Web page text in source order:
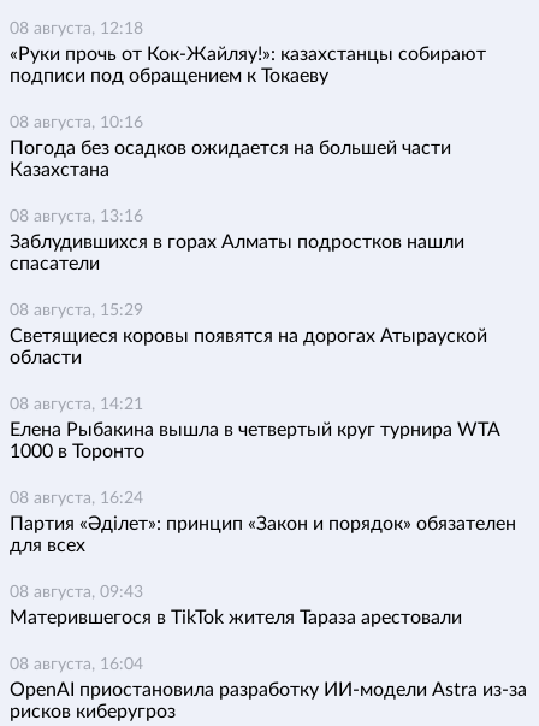
08 августа, 12:18
«Руки прочь от Кок-Жайляу!»: казахстанцы собирают
подписи под обращением к Токаеву
08 августа, 10:16
Погода без осадков ожидается на большей части
Казахстана
08 августа, 13:16
Заблудившихся в горах Алматы подростков нашли
спасатели
08 августа, 15:29
Светящиеся коровы появятся на дорогах Атырауской
области
08 августа, 14:21
Елена Рыбакина вышла в четвертый круг турнира WTA
1000 в Торонто
08 августа, 16:24
Партия «Әділет»: принцип «Закон и порядок» обязателен
для всех
08 августа, 09:43
Матерившегося в TikTok жителя Тараза арестовали
08 августа, 16:04
OpenAI приостановила разработку ИИ-модели Astra из-за
рисков киберугроз